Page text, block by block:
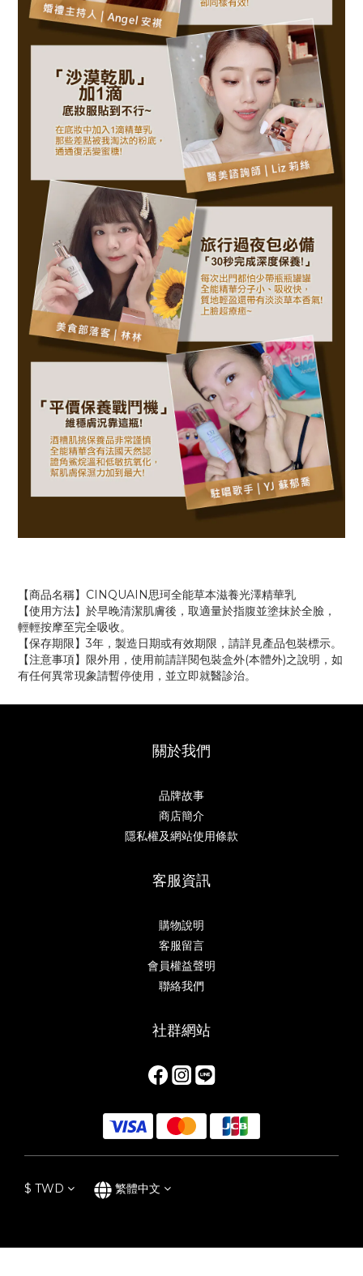
【商品名稱】CINQUAIN思珂全能草本滋養光澤精華乳
【使用方法】於早晚清潔肌膚後，取適量於指腹並塗抹於全臉，
輕輕按摩至完全吸收。
【保存期限】3年，製造日期或有效期限，請詳見產品包裝標示。
【注意事項】限外用，使用前請詳閱包裝盒外(本體外)之說明，如
有任何異常現象請暫停使用，並立即就醫診治。
關於我們
品牌故事
商店簡介
隱私權及網站使用條款
客服資訊
購物說明
客服留言
會員權益聲明
聯絡我們
社群網站
$ TWD 繁體中文